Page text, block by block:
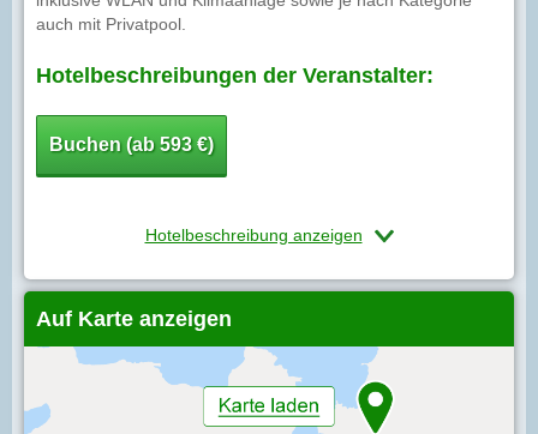
auch mit Privatpool.
Hotelbeschreibungen der Veranstalter:
Buchen (ab 593 €)
Hotelbeschreibung anzeigen
Auf Karte anzeigen